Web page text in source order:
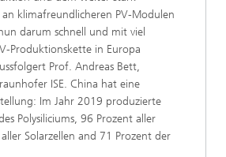
klimafreundlicheren PV-Modulen
darum schnell und mit viel
Produktionskette in Europa
Prof. Andreas Bett,
ISE. China hat eine
Im Jahr 2019 produzierte
Polysiliciums, 96 Prozent aller
Solarzellen and 71 Prozent der